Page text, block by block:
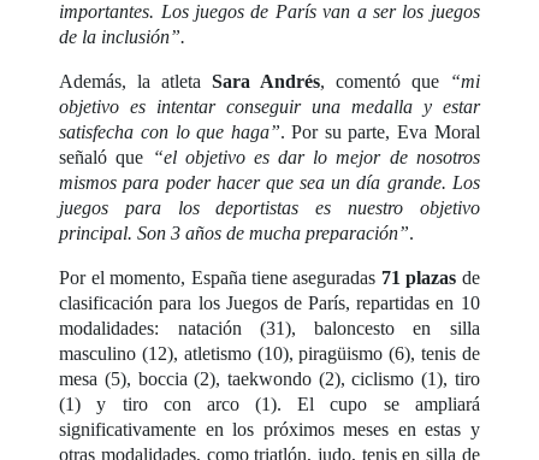
importantes. Los juegos de París van a ser los juegos
de la inclusión”.
Además, la atletaSara Andrés, comentó que
“mi
objetivo es intentar conseguir una medalla y estar
satisfecha con lo que haga”. Por su parte, Eva Moral
señaló que “el objetivo es dar lo mejor de nosotros
mismos para poder hacer que sea un día grande. Los
juegos para los deportistas es nuestro objetivo
principal. Son 3 años de mucha preparación”.
Por el momento, España tiene aseguradas 71 plazas de
clasificación para los Juegos de París, repartidas en 10
modalidades: natación (31), baloncesto en silla
masculino (12), atletismo (10), piragüismo (6), tenis de
mesa (5), boccia (2), taekwondo (2), ciclismo (1), tiro
(1) y tiro con arco (1). El cupo se ampliará
significativamente en los próximos meses en estas y
otras modalidades, como triatlón, judo, tenis en silla de